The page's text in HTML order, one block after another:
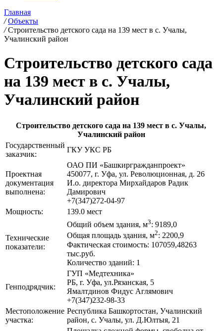
Главная
/ Объекты
/ Строительство детского сада на 139 мест в с. Учалы,
Учалинский район
Строительство детского сада
на 139 мест в с. Учалы,
Учалинский район
Строительство детского сада на 139 мест в с. Учалы,
Учалинский район
Государственный
заказчик:
ГКУ УКС РБ
Проектная
документация
выполнена:
ОАО ПИ «Башкиргражданпроект»
450077, г. Уфа, ул. Революционная, д. 26
И.о. директора Мирхайдаров Радик
Дамирович
+7(347)272-04-97
Мощность:
139.0 мест
Технические
показатели:
Общий объем здания, м3: 9189,0
Общая площадь здания, м2: 2200,9
Фактическая стоимость: 107059,48263
тыс.руб.
Количество зданий: 1
Генподрядчик:
ГУП «Медтехника»
РБ, г. Уфа, ул.Рязанская, 5
Ямалтдинов Фидус Аглямович
+7(347)232-98-33
Местоположение
участка:
Республика Башкортостан, Учалинский
район, с. Учалы, ул. Д.Юлтыя, 21